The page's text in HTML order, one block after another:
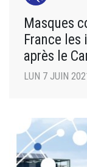
Masques
France
après le
LUN 7 JUIN